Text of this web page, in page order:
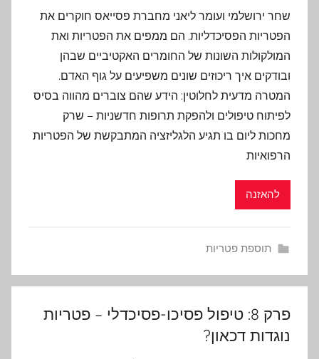
שחר ירושלמי ועומר ליאני מחברת פסייאס חוקרים את
הפטריות הפסיכדליות. הם ממפים את הפטריות ואת
המולקולות השונות של החומרים האקטיביים שבהן
ובודקים איך ריכוזים שונים משפיעים על גוף האדם.
המטרה מדעית לחלוטין: הידע שהם צוברים מהווה בסיס
לפיתוח טיפולים ולהפקת תרופות חדשניות – שרק
מחכות ליום בו תגיע הלגליזציה המתבקשת של הפטריות
הרפואיות
להאזנה
תוספת פטריות
פרק 8: טיפול פסיכו-פסיכדלי – פטריות
נוגדות דכאון?